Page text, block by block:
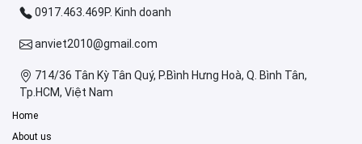
0917.463.469P. Kinh doanh
anviet2010@gmail.com
714/36 Tân Kỳ Tân Quý, P.Bình Hưng Hoà, Q. Bình Tân,
Tp.HCM, Việt Nam
Home
About us